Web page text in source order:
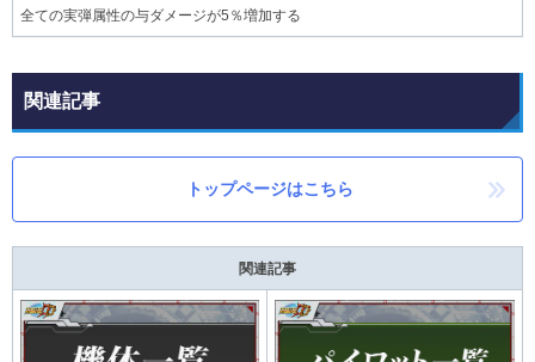
全ての実弾属性の与ダメージが5％増加する
関連記事
トップページはこちら
関連記事